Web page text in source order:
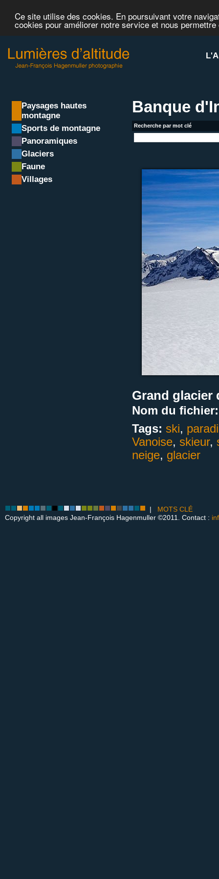
Ce site utilise des cookies. En poursuivant votre
cookies pour améliorer notre service et nous
Paysages hautes
montagne
Sports de montagne
Panoramiques
Glaciers
Faune
Villages
Banque
Recherche par mot clé
Grand glacier
Nom du fichier:
Tags: ski,
Vanoise, skieur,
neige, glacier
| MOTS CLÉ
Copyright all images Jean-François Hagenmuller ©2011. Contact :